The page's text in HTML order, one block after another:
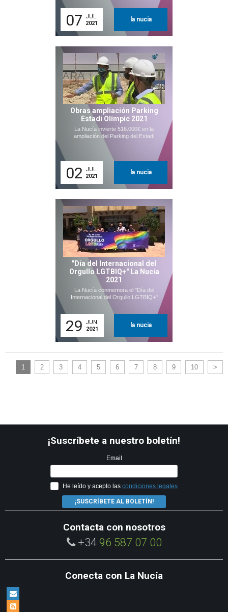
07
JUL.
2021
la nucia
Obras ampliación Parking
Estadi Olímpic 2021
La Nucía invierte 516.000€ en la
ampliación del Parking del Estadi
02
JUL.
2021
la nucia
"Día del Internacional del
Orgullo LGTBIQ+" La Nucia
2021
La Nucía conmemora el "Día del
Internacional del Orgullo LGTBIQ+"
29
JUN.
2021
la nucia
1 2 3 4 5 6 7 8 9 10 >
¡Suscríbete a nuestro boletín!
Email
He leído y acepto las condiciones legales
¡SUSCRÍBETE AL BOLETÍN!
Contacta con nosotros
+34 96 587 07 00
Conecta con La Nucía